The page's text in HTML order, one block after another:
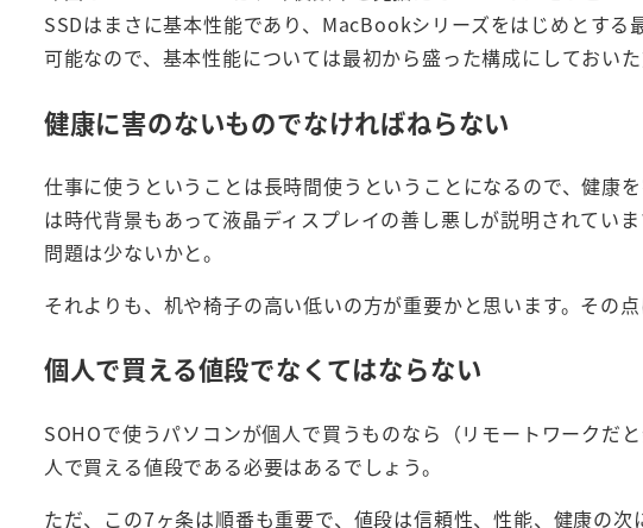
SSDはまさに基本性能であり、MacBookシリーズをはじめとす
可能なので、基本性能については最初から盛った構成にしておいた
健康に害のないものでなければねらない
仕事に使うということは長時間使うということになるので、健康
は時代背景もあって液晶ディスプレイの善し悪しが説明されてい
問題は少ないかと。
それよりも、机や椅子の高い低いの方が重要かと思います。その
個人で買える値段でなくてはならない
SOHOで使うパソコンが個人で買うものなら（リモートワークだ
人で買える値段である必要はあるでしょう。
ただ、この7ヶ条は順番も重要で、値段は信頼性、性能、健康の